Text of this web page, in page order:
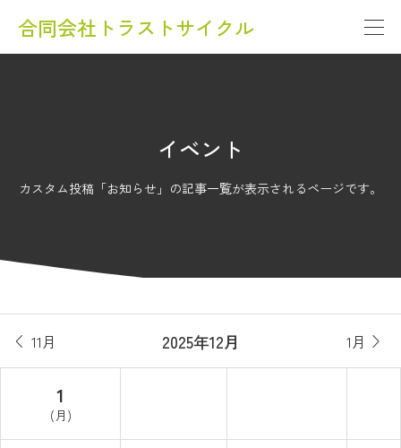
合同会社トラストサイクル
イベント
カスタム投稿「お知らせ」の記事一覧が表示されるページです。
 11月 2025年12月 1月 
1
(月)